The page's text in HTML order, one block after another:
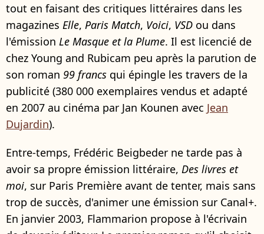
tout en faisant des critiques littéraires dans les
magazines Elle, Paris Match, Voici, VSD ou dans
l'émission Le Masque et la Plume. Il est licencié de
chez Young and Rubicam peu après la parution de
son roman 99 francs qui épingle les travers de la
publicité (380 000 exemplaires vendus et adapté
en 2007 au cinéma par Jan Kounen avec Jean
Dujardin).
Entre-temps, Frédéric Beigbeder ne tarde pas à
avoir sa propre émission littéraire, Des livres et
moi, sur Paris Première avant de tenter, mais sans
trop de succès, d'animer une émission sur Canal+.
En janvier 2003, Flammarion propose à l'écrivain